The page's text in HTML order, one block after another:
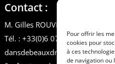
Pour offrir les
cookies pour
à ces
de navigation ou
Contact :
M. Gilles ROUVEYROL
Tél. : +33(0)6 07 72 40 47
dansdebeauxdraps@gmail.com